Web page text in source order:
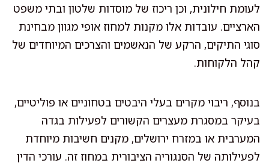
לעומת חילונית, וכן ריכוז של מוסדות שלטון ובתי משפט
הארציים. עובדות אלו מקנות למחוז אופי מגוון מבחינת
סוגי התיקים, הרקע של הנאשמים והצרכים המיוחדים של
קהל הלקוחות.
בנוסף, ריבוי מקרים בעלי היבטים בטחוניים או פוליטיים,
בעיקר במסגרת מעצרים הקשורים לפעילות בגדה
המערבית או במזרח ירושלים, מקנים חשיבות מיוחדת
לפעילותה של הסנגוריה הציבורית במחוז זה. עורכי הדין